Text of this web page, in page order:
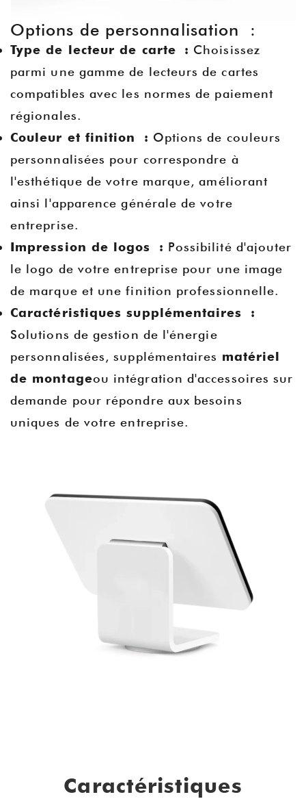
Options de personnalisation :
Type de lecteur de carte : Choisissez
parmi une gamme de lecteurs de cartes
compatibles avec les normes de paiement
régionales.
Couleur et finition : Options de couleurs
personnalisées pour correspondre à
l'esthétique de votre marque, améliorant
ainsi l'apparence générale de votre
entreprise.
Impression de logos : Possibilité d'ajouter
le logo de votre entreprise pour une image
de marque et une finition professionnelle.
Caractéristiques supplémentaires :
Solutions de gestion de l'énergie
personnalisées, supplémentaires matériel
de montageou intégration d'accessoires sur
demande pour répondre aux besoins
uniques de votre entreprise.
Caractéristiques